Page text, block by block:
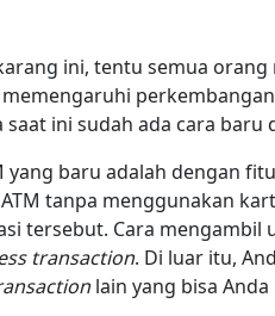
ini, tentu semua
saat ini sudah ada cara
yang baru adalah dengan
tanpa menggunakan
tersebut. Cara
transaction. Di luar itu,
lain yang bisa